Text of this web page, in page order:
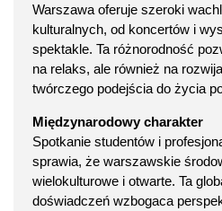
Warszawa oferuje szeroki
kulturalnych, od koncertów i
spektakle. Ta różnorodność
na relaks, ale również na
twórczego podejścia do życia
Międzynarodowy charakter
Spotkanie studentów i
sprawia, że warszawskie
wielokulturowe i otwarte. Ta
doświadczeń wzbogaca